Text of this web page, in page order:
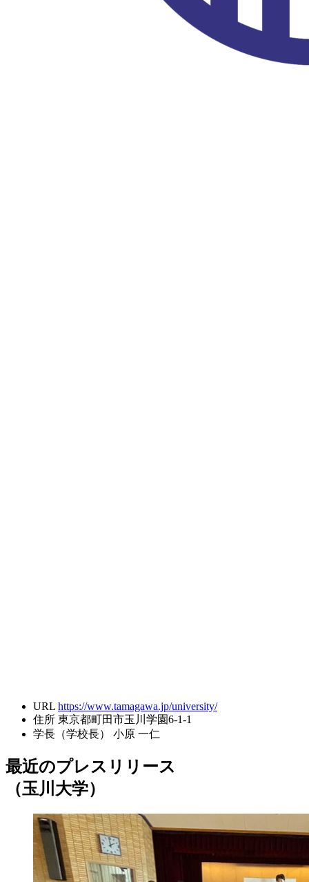
URL https://www.tamagawa.jp/university/
住所 東京都町田市玉川学園6-1-1
学長（学校長）
小原 一仁
最近のプレスリリース
（玉川大学）